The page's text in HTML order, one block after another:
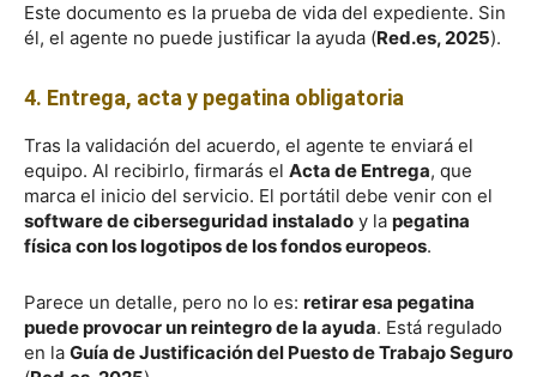
Este documento es la prueba de vida del expediente. Sin
él, el agente no puede justificar la ayuda (Red.es, 2025).
4. Entrega, acta y pegatina obligatoria
Tras la validación del acuerdo, el agente te enviará el
equipo. Al recibirlo, firmarás el Acta de Entrega, que
marca el inicio del servicio. El portátil debe venir con el
software de ciberseguridad instalado y la pegatina
física con los logotipos de los fondos europeos.
Parece un detalle, pero no lo es: retirar esa pegatina
puede provocar un reintegro de la ayuda. Está regulado
en la Guía de Justificación del Puesto de Trabajo Seguro